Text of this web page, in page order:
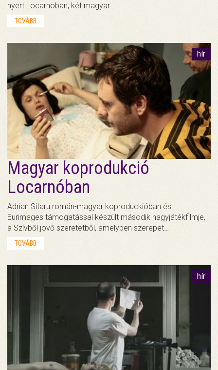
nyert Locarnoban, két magyar…
TOVÁBB
hír
Magyar koprodukció
Locarnóban
Adrian Sitaru román-magyar koproduckióban és
Eurimages támogatással készült második nagyjátékfilmje,
a Szívből jövő szeretetből, amelyben szerepet…
TOVÁBB
hír